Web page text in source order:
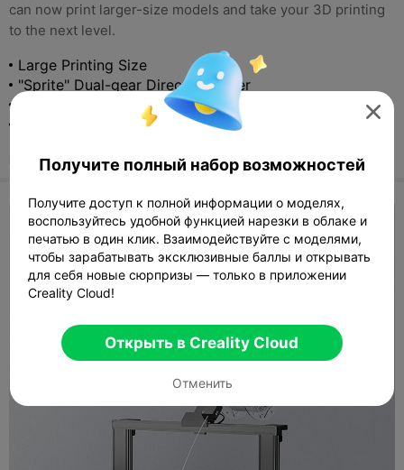
can now print larger-size models and take your 3D printing
to the next level.
Large Printing Size
"Sprite" Dual-gear Direct Extruder
$479

Получите полный набор возможностей
Получите доступ к полной информации о моделях,
воспользуйтесь удобной функцией нарезки в облаке и
печатью в один клик. Взаимодействуйте с моделями,
чтобы зарабатывать эксклюзивные баллы и открывать
для себя новые сюрпризы — только в приложении
Creality Cloud!
Открыть в Creality Cloud
Отменить